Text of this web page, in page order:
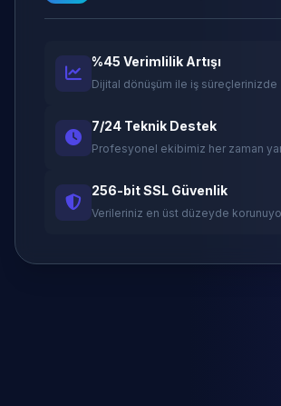
%45 Verimlilik Artışı
Dijital dönüşüm ile iş süreçlerinizde
7/24 Teknik Destek
Profesyonel ekibimiz her zaman
256-bit SSL Güvenlik
Verileriniz en üst düzeyde